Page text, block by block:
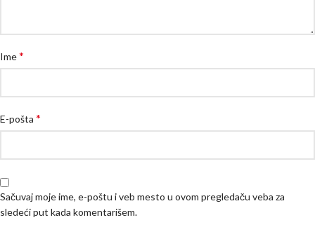
Ime*
E-pošta *
Sačuvaj moje ime, e-poštu i veb mesto u ovom pregledaču veba za
sledeći put kada komentarišem.